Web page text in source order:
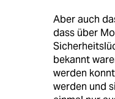
Aber auch
dass über
bekannt
werden
werden und